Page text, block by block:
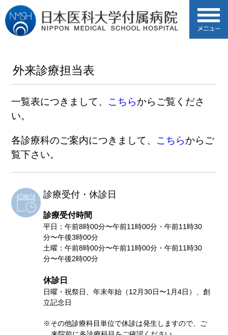
外来診療担当表
一覧表につきまして、 こちらからご覧くださ
い。
各診療科のご案内につきまして、 こちらからご
覧下さい。
診療受付・休診日
診療受付時間
平日：午前8時00分〜午前11時00分・午前11時30
分〜午後3時00分
土曜：午前8時00分〜午前11時00分・午前11時30
分〜午後2時00分
休診日
日曜・祝祭日、年末年始（12月30日〜1月4日）、創
立記念日
※その他診療科目単位で休診は発生しますので、ご